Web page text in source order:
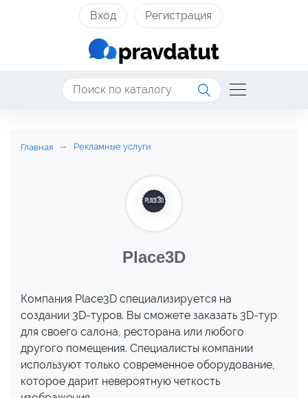
Вход Регистрация
Главная Рекламные услуги
Place3D
Компания Place3D специализируется на
создании 3D-туров. Вы сможете заказать 3D-тур
для своего салона, ресторана или любого
другого помещения. Специалисты компании
используют только современное оборудование,
которое дарит невероятную четкость